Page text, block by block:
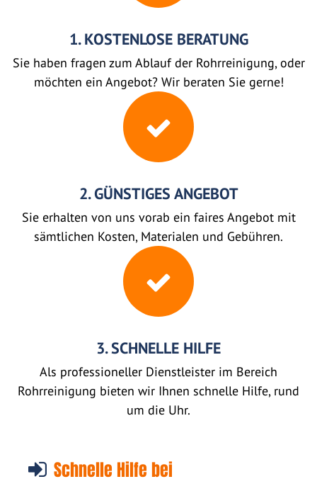
1. KOSTENLOSE BERATUNG
Sie haben fragen zum Ablauf der Rohrreinigung, oder
möchten ein Angebot? Wir beraten Sie gerne!
2. GÜNSTIGES ANGEBOT
Sie erhalten von uns vorab ein faires Angebot mit
sämtlichen Kosten, Materialen und Gebühren.
3. SCHNELLE HILFE
Als professioneller Dienstleister im Bereich
Rohrreinigung bieten wir Ihnen schnelle Hilfe, rund
um die Uhr.
Schnelle Hilfe bei